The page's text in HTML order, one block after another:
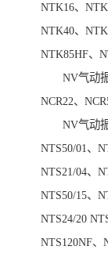
NTK16、
NTK40、
NTK85HF、
NV气动振
NCR22、
NV气动振
NTS50/01、
NTS21/04、
NTS50/15、
NTS24/20
NTS120NF、